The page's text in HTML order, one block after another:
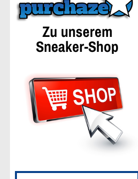
Zu unserem
Sneaker-Shop